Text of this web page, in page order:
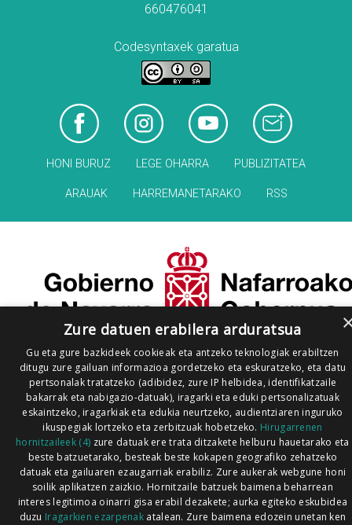
660476041
Codesyntaxek garatua
HONI BURUZ LEGE OHARRA PUBLIZITATEA
ARAUAK HARREMANETARAKO RSS
Zure datuen erabilera arduratsua
Gu eta gure bazkideek cookieak eta antzeko teknologiak erabiltzen
ditugu zure gailuan informazioa gordetzeko eta eskuratzeko, eta datu
pertsonalak tratatzeko (adibidez, zure IP helbidea, identifikatzaile
bakarrak eta nabigazio-datuak), iragarki eta eduki pertsonalizatuak
eskaintzeko, iragarkiak eta edukia neurtzeko, audientziaren inguruko
ikuspegiak lortzeko eta zerbitzuak hobetzeko. Hirugarrenen
hornitzaileek (4) zure datuak ere trata ditzakete helburu hauetarako eta
beste batzuetarako, besteak beste kokapen geografiko zehatzeko
datuak eta gailuaren ezaugarriak erabiliz. Zure aukerak webgune honi
soilik aplikatzen zaizkio. Hornitzaile batzuek baimena beharrean
interes legitimoa oinarri gisa erabil dezakete; aurka egiteko eskubidea
duzu Iragarkien ezarpenak atalean. Zure baimena edozein unetan ken